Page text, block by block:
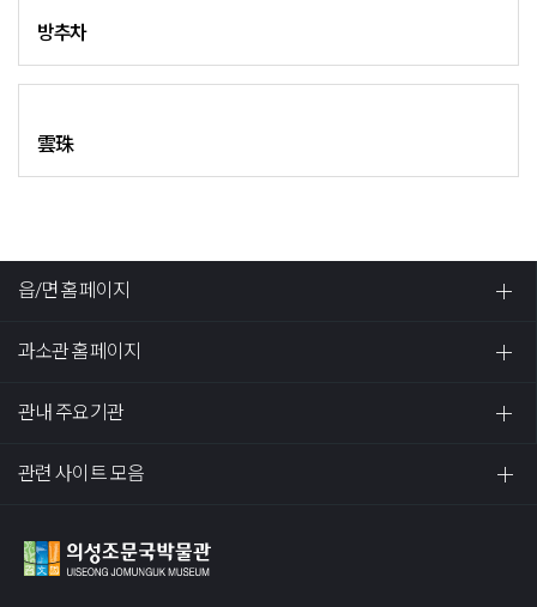
방추차
雲珠
읍/면 홈페이지
과소관 홈페이지
관내 주요기관
관련 사이트 모음